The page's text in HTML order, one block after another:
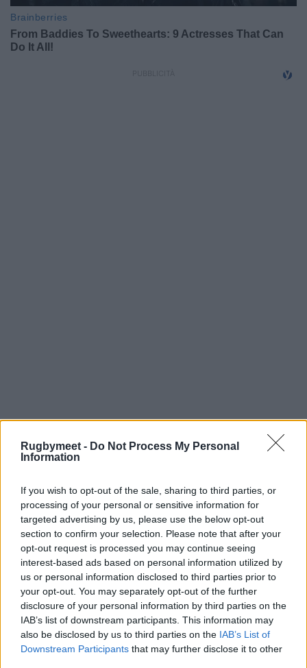
Rugbymeet - Do Not Process My Personal
Information
If you wish to opt-out of the sale, sharing to third parties, or
processing of your personal or sensitive information for
targeted advertising by us, please use the below opt-out
section to confirm your selection. Please note that after your
opt-out request is processed you may continue seeing
interest-based ads based on personal information utilized by
us or personal information disclosed to third parties prior to
your opt-out. You may separately opt-out of the further
disclosure of your personal information by third parties on the
IAB’s list of downstream participants. This information may
also be disclosed by us to third parties on the IAB’s List of
Downstream Participants that may further disclose it to other